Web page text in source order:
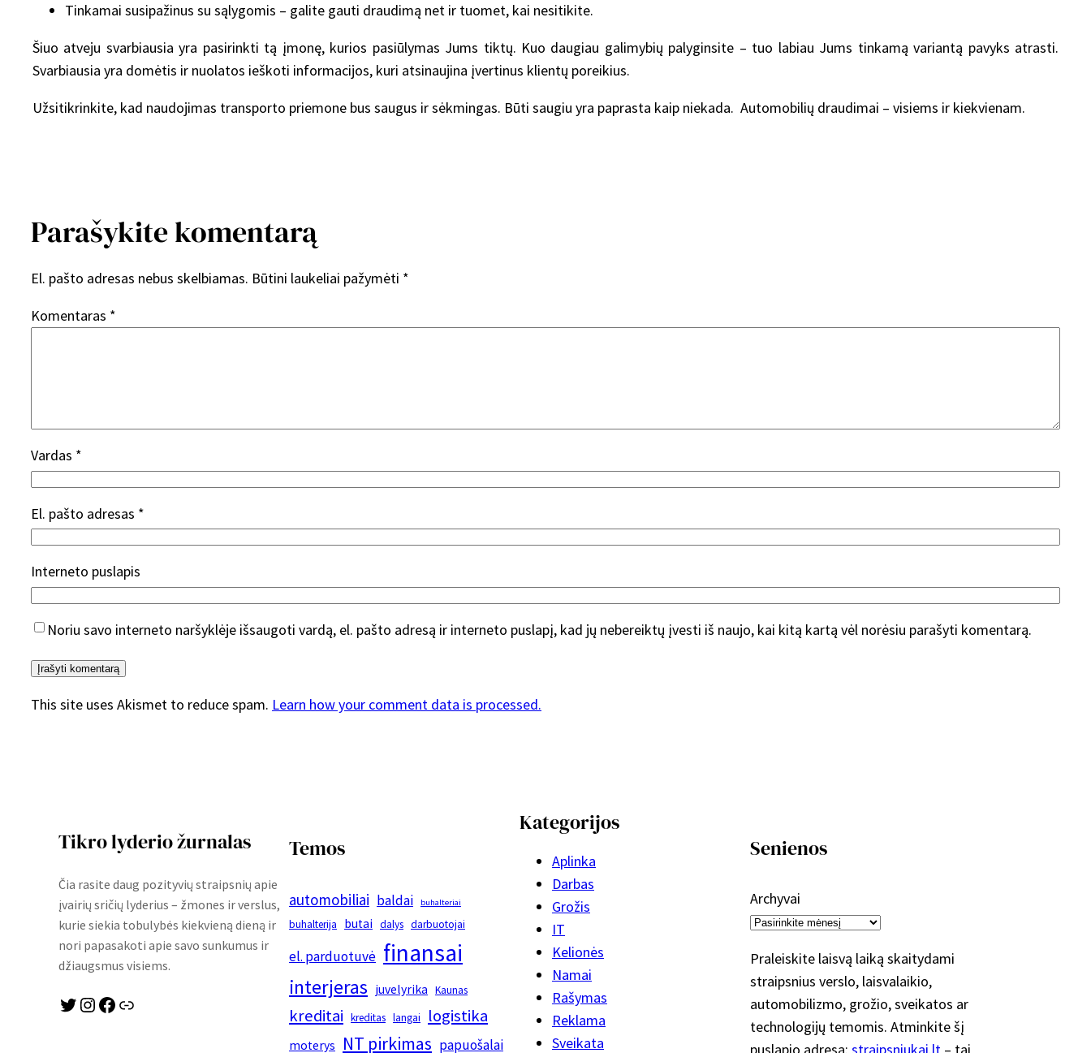
Tinkamai susipažinus su sąlygomis – galite gauti draudimą net ir tuomet, kai nesitikite.
Šiuo atveju svarbiausia yra pasirinkti tą įmonę, kurios pasiūlymas Jums tiktų. Kuo daugiau galimybių palyginsite – tuo labiau Jums tinkamą variantą pavyks atrasti.
Svarbiausia yra domėtis ir nuolatos ieškoti informacijos, kuri atsinaujina įvertinus klientų poreikius.
Užsitikrinkite, kad naudojimas transporto priemone bus saugus ir sėkmingas. Būti saugiu yra paprasta kaip niekada. Automobilių draudimai – visiems ir kiekvienam.
Parašykite komentarą
El. pašto adresas nebus skelbiamas. Būtini laukeliai pažymėti *
Komentaras *
Vardas *
El. pašto adresas *
Interneto puslapis
Noriu savo interneto naršyklėje išsaugoti vardą, el. pašto adresą ir interneto puslapį, kad jų nebereiktų įvesti iš naujo, kai kitą kartą vėl norėsiu parašyti komentarą.
This site uses Akismet to reduce spam. Learn how your comment data is processed.
Tikro lyderio žurnalas
Čia rasite daug pozityvių straipsnių apie
įvairių sričių lyderius – žmones ir verslus,
kurie siekia tobulybės kiekvieną dieną ir
nori papasakoti apie savo sunkumus ir
džiaugsmus visiems.
Twitter Instagram Facebook Link
Temos
automobiliai baldai buhalteriai
buhalterija butai dalys darbuotojai
el. parduotuvė finansai
interjeras juvelyrika Kaunas
kreditai kreditas langai logistika
moterys NT pirkimas papuošalai
Kategorijos
Aplinka
Darbas
Grožis
IT
Kelionės
Namai
Rašymas
Reklama
Sveikata
Senienos
Archyvai
Praleiskite laisvą laiką skaitydami
straipsnius verslo, laisvalaikio,
automobilizmo, grožio, sveikatos ar
technologijų temomis. Atminkite šį
puslapio adresą: straipsniukai.lt – tai